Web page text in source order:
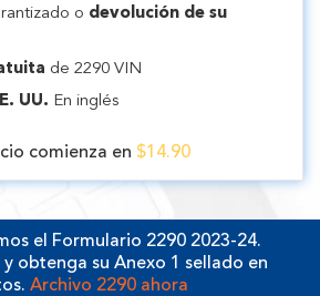
o devolución de su
de 2290 VIN
UU. En inglés
comienza en $14.90
el Formulario 2290 2023-24.
y obtenga su Anexo 1 sellado en
Archivo 2290 ahora